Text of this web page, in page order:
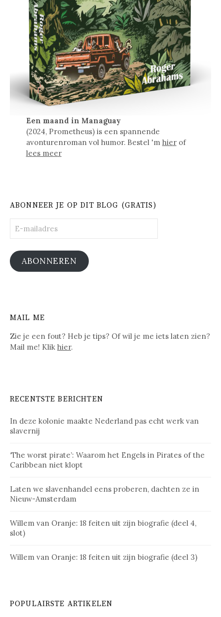
Een maand in Managuay
(2024, Prometheus) is een spannende
avonturenroman vol humor. Bestel 'm hierof
lees meer
ABONNEER JE OP DIT BLOG (GRATIS)
mailadres
ABONNEREN
MAIL ME
Zie je een fout? Heb je tips? Of wil je me iets laten zien?
Mail me! Klik hier.
RECENTSTE BERICHTEN
In deze kolonie maakte Nederland pas echt werk van
slavernij
‘The worst pirate’: Waarom het Engels in Pirates of the
Caribbean niet klopt
Laten we slavenhandel eens proberen, dachten ze in
Nieuw-Amsterdam
Willem van Oranje: 18 feiten uit zijn biografie (deel 4,
slot)
Willem van Oranje: 18 feiten uit zijn biografie (deel 3)
POPULAIRSTE ARTIKELEN